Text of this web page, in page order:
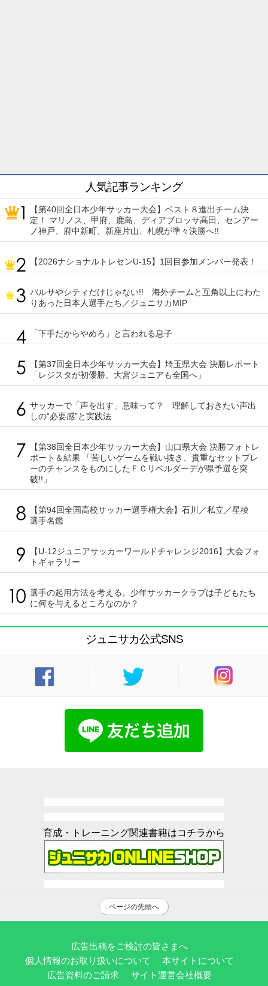
人気記事ランキング
【第40回全日本少年サッカー大会】ベスト８進出チーム決
定！ マリノス、甲府、鹿島、ディアブロッサ高田、センアー
ノ神戸、府中新町、新座片山、札幌が準々決勝へ!!
【2026ナショナルトレセンU-15】1回目参加メンバー発表！
バルサやシティだけじゃない!! 海外チームと互角以上にわた
りあった日本人選手たち／ジュニサカMIP
「下手だからやめろ」と言われる息子
【第37回全日本少年サッカー大会】埼玉県大会 決勝レポート
「レジスタが初優勝、大宮ジュニアも全国へ」
サッカーで「声を出す」意味って？ 理解しておきたい声出
しの“必要感”と実践法
【第38回全日本少年サッカー大会】山口県大会 決勝フォトレ
ポート＆結果 「苦しいゲームを戦い抜き、貴重なセットプレ
ーのチャンスをものにしたＦＣリベルダーデが県予選を突
破!!」
【第94回全国高校サッカー選手権大会】石川／私立／星稜
選手名鑑
【U-12ジュニアサッカーワールドチャレンジ2016】大会フォ
トギャラリー
選手の起用方法を考える。少年サッカークラブは子どもたち
に何を与えるところなのか？
ジュニサカ公式SNS
育成・トレーニング関連書籍はコチラから
ページの先頭へ
広告出稿をご検討の皆さまへ
個人情報のお取り扱いについて
本サイトについて
広告資料のご請求
サイト運営会社概要